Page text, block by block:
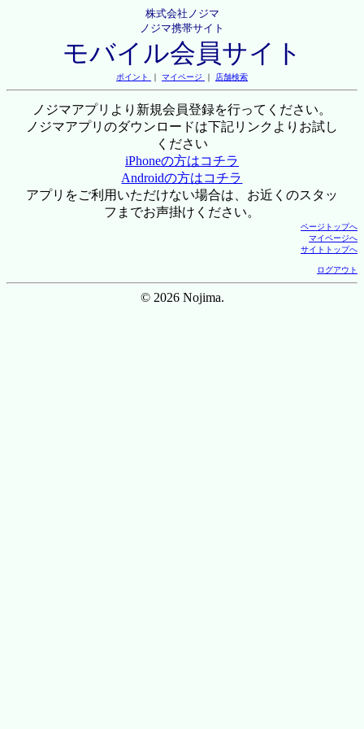
株式会社ノジマ
ノジマ携帯サイト
モバイル会員サイト
ポイント ｜ マイページ ｜ 店舗検索
ノジマアプリより新規会員登録を行ってください。
ノジマアプリのダウンロードは下記リンクよりお試し
ください
iPhoneの方はコチラ
Androidの方はコチラ
アプリをご利用いただけない場合は、お近くのスタッ
フまでお声掛けください。
ページトップへ
マイページへ
サイトトップへ
ログアウト
© 2026 Nojima.